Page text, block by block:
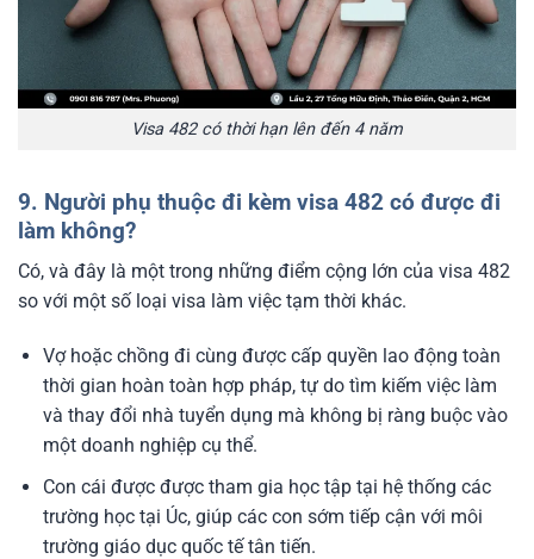
Visa 482 có thời hạn lên đến 4 năm
9. Người phụ thuộc đi kèm visa 482 có được đi
làm không?
Có, và đây là một trong những điểm cộng lớn của visa 482
so với một số loại visa làm việc tạm thời khác.
Vợ hoặc chồng đi cùng được cấp quyền lao động toàn
thời gian hoàn toàn hợp pháp, tự do tìm kiếm việc làm
và thay đổi nhà tuyển dụng mà không bị ràng buộc vào
một doanh nghiệp cụ thể.
Con cái được được tham gia học tập tại hệ thống các
trường học tại Úc, giúp các con sớm tiếp cận với môi
trường giáo dục quốc tế tân tiến.